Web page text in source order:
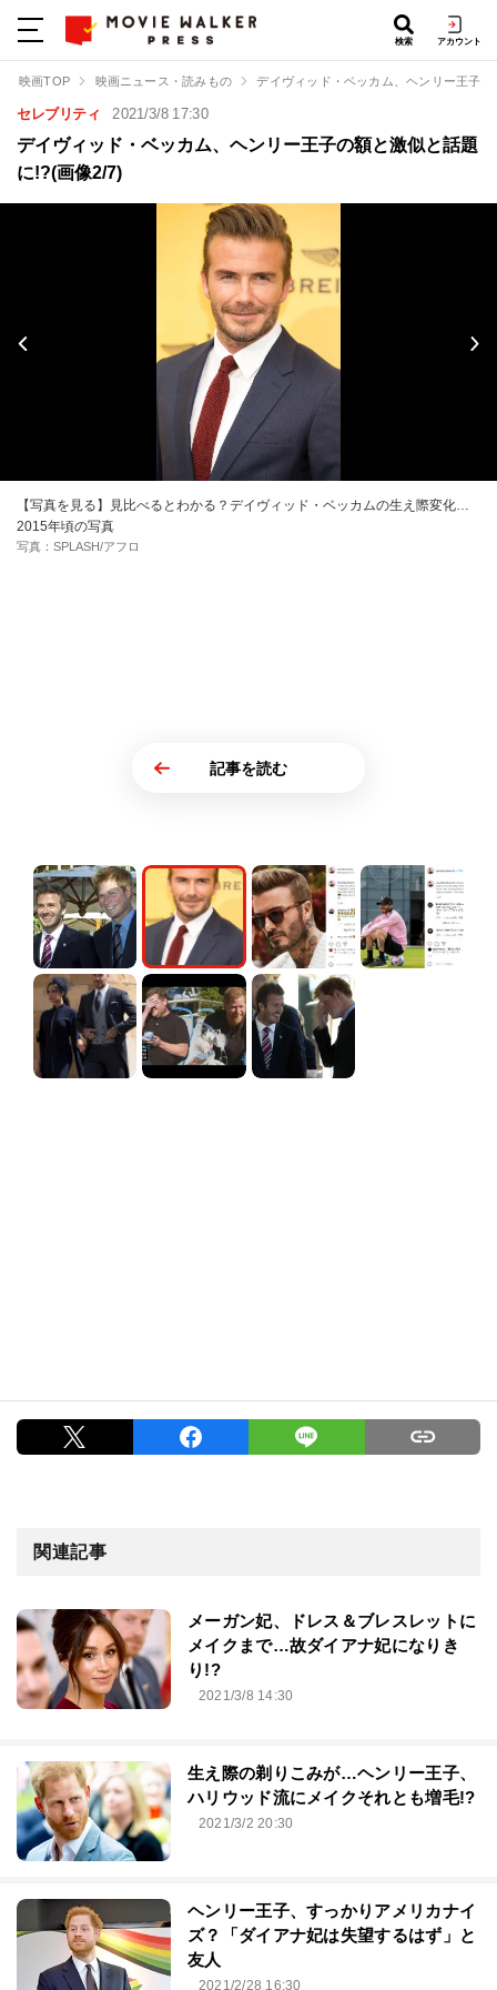
検索 アカウント
映画TOP 映画ニュース・読みもの デイヴィッド・ベッカム、ヘンリー王子
セレブリティ 2021/3/8 17:30
デイヴィッド・ベッカム、ヘンリー王子の額と激似と話題
に!?(画像2/7)
【写真を見る】見比べるとわかる？デイヴィッド・ベッカムの生え際変化…
2015年頃の写真
写真：SPLASH/アフロ
記事を読む
関連記事
メーガン妃、ドレス＆ブレスレットに
メイクまで…故ダイアナ妃になりき
り!?
2021/3/8 14:30
生え際の剃りこみが…ヘンリー王子、
ハリウッド流にメイクそれとも増毛!?
2021/3/2 20:30
ヘンリー王子、すっかりアメリカナイ
ズ？「ダイアナ妃は失望するはず」と
友人
2021/2/28 16:30